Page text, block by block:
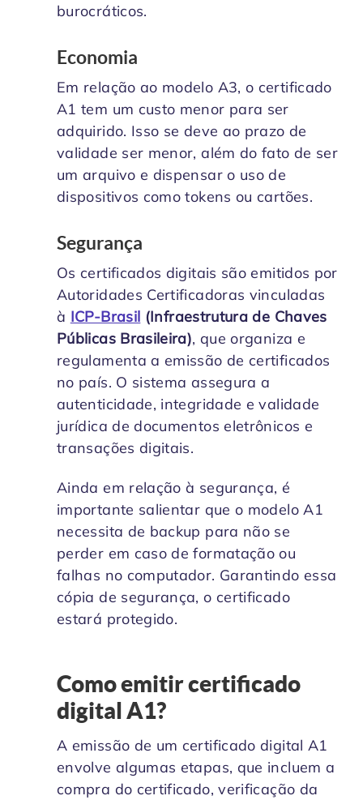
burocráticos.
Economia
Em relação ao modelo A3, o certificado
A1 tem um custo menor para ser
adquirido. Isso se deve ao prazo de
validade ser menor, além do fato de ser
um arquivo e dispensar o uso de
dispositivos como tokens ou cartões.
Segurança
Os certificados digitais são emitidos por
Autoridades Certificadoras vinculadas
à ICP-Brasil (Infraestrutura de Chaves
Públicas Brasileira), que organiza e
regulamenta a emissão de certificados
no país. O sistema assegura a
autenticidade, integridade e validade
jurídica de documentos eletrônicos e
transações digitais.
Ainda em relação à segurança, é
importante salientar que o modelo A1
necessita de backup para não se
perder em caso de formatação ou
falhas no computador. Garantindo essa
cópia de segurança, o certificado
estará protegido.
Como emitir certificado
digital A1?
A emissão de um certificado digital A1
envolve algumas etapas, que incluem a
compra do certificado, verificação da